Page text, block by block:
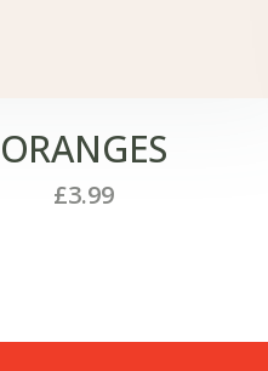
ORANGES
£3.99